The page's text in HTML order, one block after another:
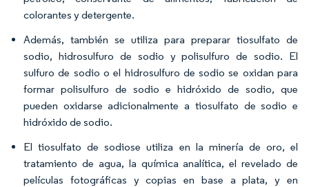
colorantes y detergente.
Además, también se utiliza para preparar tiosulfato de
sodio, hidrosulfuro de sodio y polisulfuro de sodio. El
sulfuro de sodio o el hidrosulfuro de sodio se oxidan para
formar polisulfuro de sodio e hidróxido de sodio, que
pueden oxidarse adicionalmente a tiosulfato de sodio e
hidróxido de sodio.
El tiosulfato de sodiose utiliza en la minería de oro, el
tratamiento de agua, la química analítica, el revelado de
películas fotográficas y copias en base a plata, y en